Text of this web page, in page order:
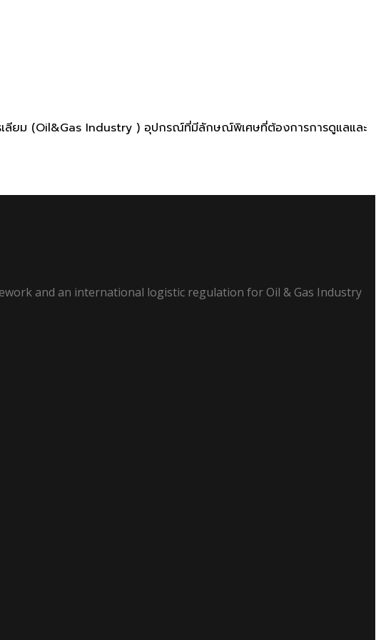
รเลียม (Oil&Gas Industry ) อุปกรณ์ที่มีลักษณ์พิเศษที่ต้องการการดูแลและ
and an international logistic regulation for Oil & Gas Industry